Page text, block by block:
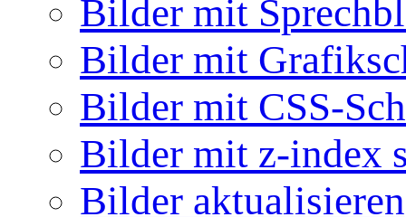
Bilder mit
Bilder mit
Bilder mit CSS-
Bilder mit z-index
Bilder aktualisieren